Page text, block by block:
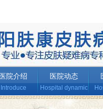
医院介绍
Introduce
医院动态
Hospital dynamic